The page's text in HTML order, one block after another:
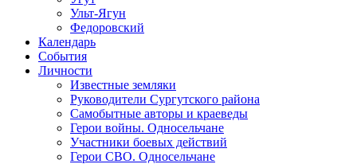
Ульт-Ягун
Федоровский
Календарь
События
Личности
Известные земляки
Руководители Сургутского района
Самобытные авторы и краеведы
Герои войны. Односельчане
Участники боевых действий
Герои СВО. Односельчане